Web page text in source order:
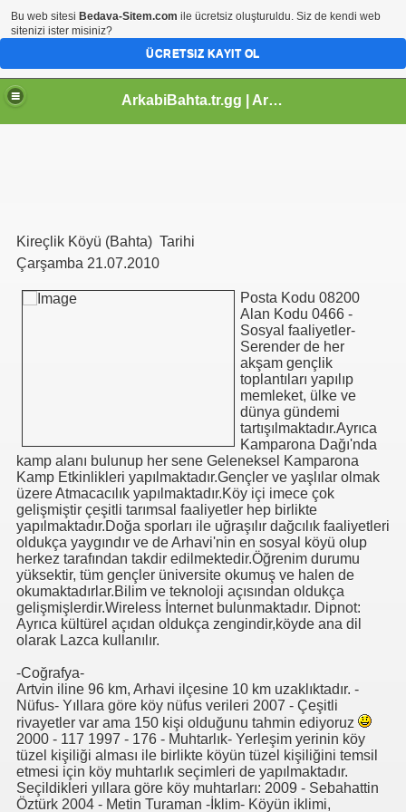
ArkabiBahta.tr.gg | Arhavi | Artvin | Kireçlik Köyü | Resimler | Tarihçeleri | 08oyun
Kireçlik Köyü (Bahta) Tarihi
Çarşamba 21.07.2010
Posta Kodu 08200
Alan Kodu 0466 -
Sosyal faaliyetler-
Serender de her
akşam gençlik
toplantıları yapılıp
memleket, ülke ve
dünya gündemi
tartışılmaktadır.Ayrıca
Kamparona Dağı'nda
kamp alanı bulunup her sene Geleneksel Kamparona
Kamp Etkinlikleri yapılmaktadır.Gençler ve yaşlılar olmak
üzere Atmacacılık yapılmaktadır.Köy içi imece çok
gelişmiştir çeşitli tarımsal faaliyetler hep birlikte
yapılmaktadır.Doğa sporları ile uğraşılır dağcılık faaliyetleri
oldukça yaygındır ve de Arhavi'nin en sosyal köyü olup
herkez tarafından takdir edilmektedir.Öğrenim durumu
yüksektir, tüm gençler üniversite okumuş ve halen de
okumaktadırlar.Bilim ve teknoloji açısından oldukça
gelişmişlerdir.Wireless İnternet bulunmaktadır. Dipnot:
Ayrıca kültürel açıdan oldukça zengindir,köyde ana dil
olarak Lazca kullanılır.
-Coğrafya-
Artvin iline 96 km, Arhavi ilçesine 10 km uzaklıktadır. -
Nüfus- Yıllara göre köy nüfus verileri 2007 - Çeşitli
rivayetler var ama 150 kişi olduğunu tahmin ediyoruz
2000 - 117 1997 - 176 - Muhtarlık- Yerleşim yerinin köy
tüzel kişiliği alması ile birlikte köyün tüzel kişiliğini temsil
etmesi için köy muhtarlık seçimleri de yapılmaktadır.
Seçildikleri yıllara göre köy muhtarları: 2009 - Sebahattin
Öztürk 2004 - Metin Turaman -İklim- Köyün iklimi,
Bu web sitesi Bedava-Sitem.com ile ücretsiz oluşturuldu. Siz de kendi web
sitenizi ister misiniz?
ÜCRETSIZ KAYIT OL